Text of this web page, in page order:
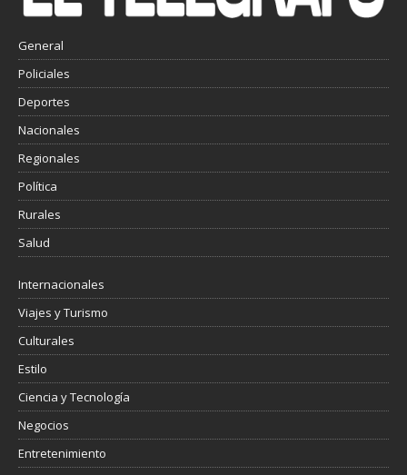
General
Policiales
Deportes
Nacionales
Regionales
Política
Rurales
Salud
Internacionales
Viajes y Turismo
Culturales
Estilo
Ciencia y Tecnología
Negocios
Entretenimiento